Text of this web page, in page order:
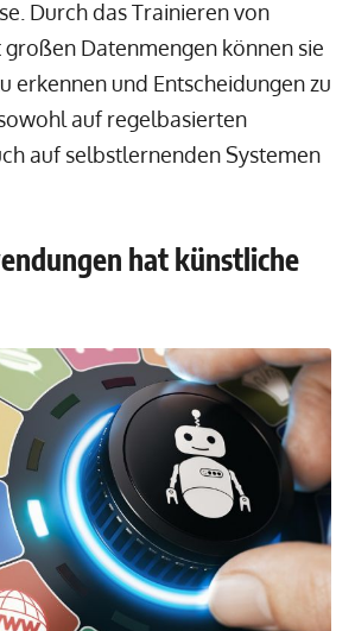
Durch das Trainieren von
Datenmengen können sie
erkennen und Entscheidungen zu
auf regelbasierten
auf selbstlernenden Systemen
hat künstliche